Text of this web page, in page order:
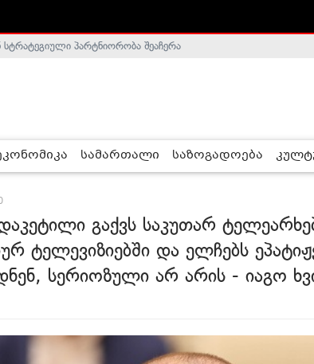
არალეგიტიმურია - ჰელსინკის კომისია
პარტნიორობა შეაჩერა
სამართალი საზოგადოება
გაქვს საკუთარ
ტელევიზიებში და ელჩებს
სერიოზული არ არის - იაგო